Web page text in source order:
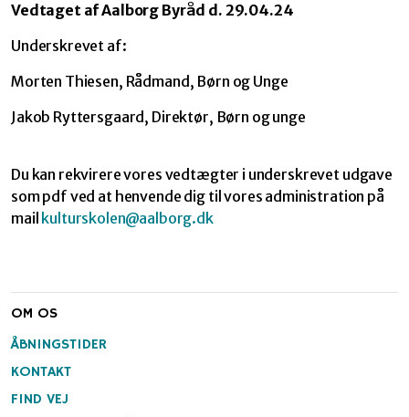
Vedtaget af Aalborg Byråd d. 29.04.24
Underskrevet af:
Morten Thiesen, Rådmand, Børn og Unge
Jakob Ryttersgaard, Direktør, Børn og unge
Du kan rekvirere vores vedtægter i underskrevet udgave
som pdf ved at henvende dig til vores administration på
mail kulturskolen@aalborg.dk
OM OS
ÅBNINGSTIDER
KONTAKT
FIND VEJ